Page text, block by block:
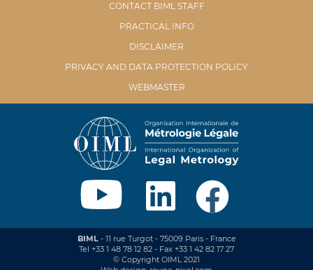
CONTACT BIML STAFF
PRACTICAL INFO
DISCLAIMER
PRIVACY AND DATA PROTECTION POLICY
WEBMASTER
BIML- 11 rue Turgot - 75009 Paris - France
Tel +33 1 48 78 12 82 - Fax +33 1 42 82 17 27
© Copyright OIML 2021